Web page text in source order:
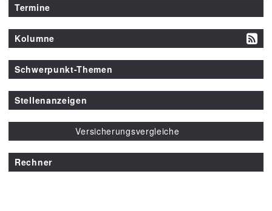
Termine
Kolumne
Schwerpunkt-Themen
Stellenanzeigen
Versicherungsvergleiche
Rechner